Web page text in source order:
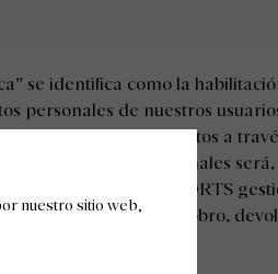
se identifica como la
personales de nuestros
servicios o productos a
de sus datos personales
AR HOTELS & RESORTS
pedidos, su envío, cobro,
nuestro sitio web,